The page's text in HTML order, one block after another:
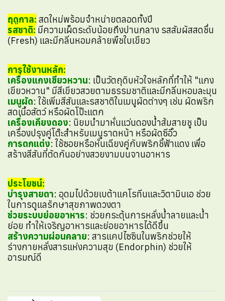
ฤดูกาล: สดใหม่พร้อมจำหน่ายตลอดทั้งปี
รสชาติ: มีความเผ็ดระดับน้อยถึงปานกลาง รสสัมผัสสดชื่น
(Fresh) และมีกลิ่นหอมคล้ายพืชใบเขียว
การใช้งานหลัก:
เครื่องแกงเขียวหวาน: เป็นวัตถุดิบหัวใจหลักที่ทำให้ "แกง
เขียวหวาน" มีสีเขียวสวยตามธรรมชาติและมีกลิ่นหอมละมุน
เมนูผัด: ใช้เพิ่มสีสันและรสชาติในเมนูผัดต่างๆ เช่น ผัดพริก
สดเนื้อสัตว์ หรือผัดโป๊ะแตก
เครื่องเคียงดอง: นิยมนำมาหั่นแว่นดองน้ำส้มสายชู เป็น
เครื่องปรุงคู่โต๊ะสำหรับเมนูราดหน้า หรือผัดซีอิ๊ว
การตกแต่ง: ใช้ซอยหรือหั่นเฉียงคู่กับพริกชี้ฟ้าแดง เพื่อ
สร้างสีสันที่ตัดกันอย่างสวยงามบนจานอาหาร
ประโยชน์:
บำรุงสายตา: อุดมไปด้วยเบต้าแคโรทีนและวิตามินเอ ช่วย
ในการดูแลรักษาสุขภาพดวงตา
ช่วยระบบย่อยอาหาร: ช่วยกระตุ้นการหลั่งน้ำลายและน้ำ
ย่อย ทำให้เจริญอาหารและย่อยอาหารได้ดีขึ้น
สร้างความผ่อนคลาย: สารแคปไซซินในพริกช่วยให้
ร่างกายหลั่งสารแห่งความสุข (Endorphin) ช่วยให้
อารมณ์ดี